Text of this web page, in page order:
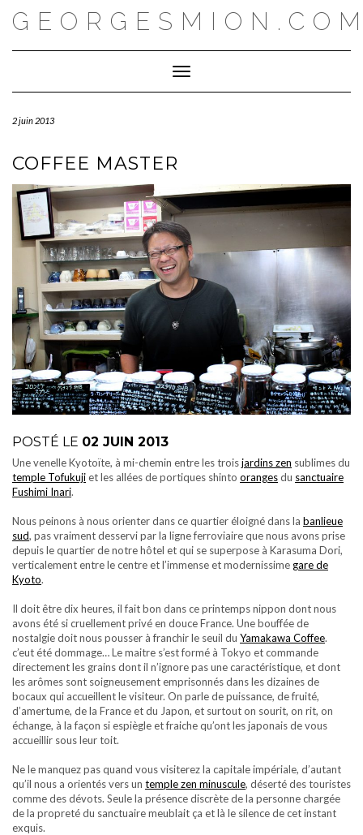
Toggle Navigation
2 juin 2013
COFFEE MASTER
POSTÉ LE 02 JUIN 2013
Une venelle Kyotoïte, à mi-chemin entre les troisjardins zen sublimes du
temple Tofukujiet les allées de portiques shinto orangesdu sanctuaire
Fushimi Inari.
Nous peinons à nous orienter dans ce quartier éloigné dans la banlieue
sud, pas vraiment desservi par la ligne ferroviaire que nous avons prise
depuis le quartier de notre hôtel et qui se superpose à Karasuma Dori,
verticalement entre le centre et l’immense et modernissime gare de
Kyoto.
Il doit être dix heures, il fait bon dans ce printemps nippon dont nous
avons été si cruellement privé en douce France. Une bouffée de
nostalgie doit nous pousser à franchir le seuil du Yamakawa Coffee.
c’eut été dommage… Le maitre s’est formé à Tokyo et commande
directement les grains dont il n’ignore pas une caractéristique, et dont
les arômes sont soigneusement emprisonnés dans les dizaines de
bocaux qui accueillent le visiteur. On parle de puissance, de fruité,
d’amertume, de la France et du Japon, et surtout on sourit, on rit, on
échange, à la façon si espiègle et fraiche qu’ont les japonais de vous
accueillir sous leur toit.
Ne le manquez pas quand vous visiterez la capitale impériale, d’autant
qu’il nous a orientés vers un temple zen minuscule, déserté des touristes
comme des dévots. Seule la présence discrète de la personne chargée
de la propreté du sanctuaire meublait ça et là le silence de cet instant
exquis.